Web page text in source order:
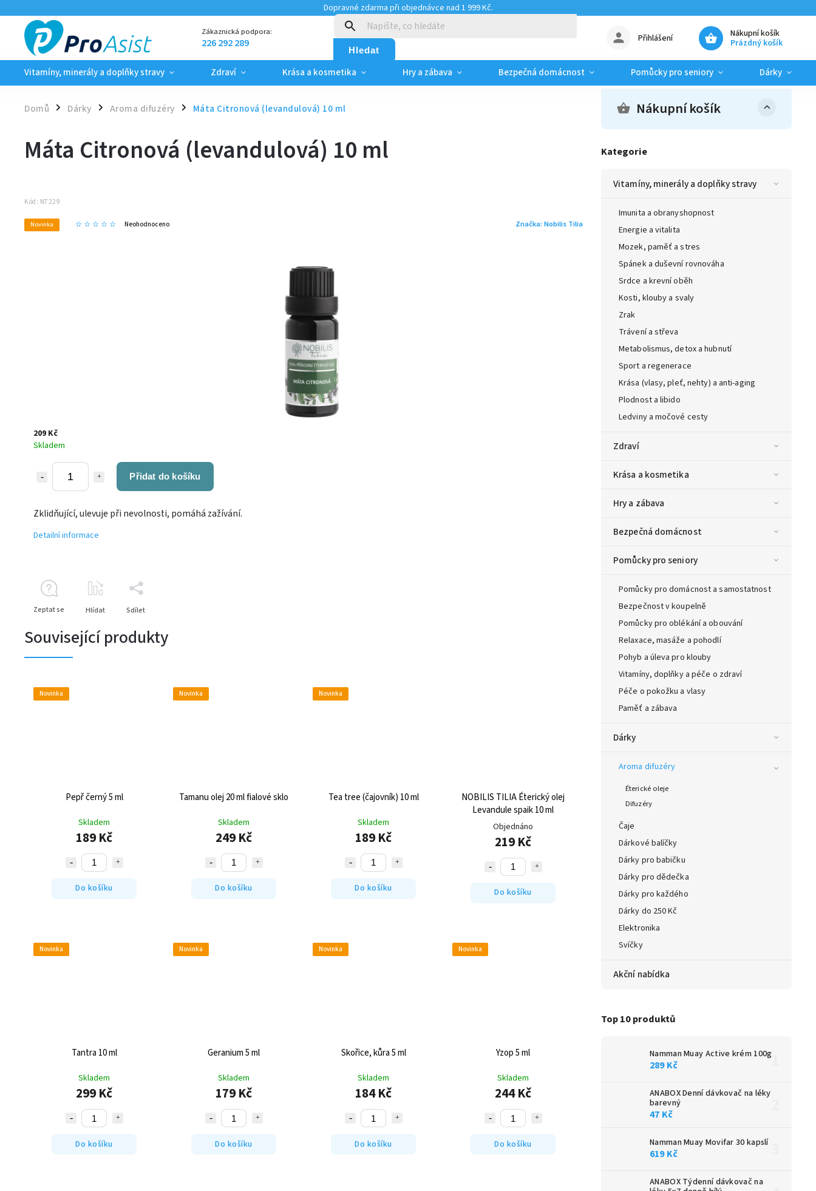
Dopravné zdarma při objednávce nad 1 999 Kč.
Zákaznická podpora:
226 292 289 Hledat
Nákupní košík
Prázdný košík
Přihlášení
Vitamíny, minerály a doplňky stravy Zdraví Krása a kosmetika Hry a zábava Bezpečná domácnost Pomůcky pro seniory Dárky
Domů / Dárky / Aroma difuzéry / Máta Citronová (levandulová) 10 ml Nákupní košík
Kategorie
Vitamíny, minerály a doplňky stravy
Imunita a obranyshopnost
Energie a vitalita
Mozek, paměť a stres
Spánek a duševní rovnováha
Srdce a krevní oběh
Kosti, klouby a svaly
Zrak
Trávení a střeva
Metabolismus, detox a hubnutí
Sport a regenerace
Krása (vlasy, pleť, nehty) a anti-aging
Plodnost a libido
Ledviny a močové cesty
Zdraví
Krása a kosmetika
Hry a zábava
Bezpečná domácnost
Pomůcky pro seniory
Pomůcky pro domácnost a samostatnost
Bezpečnost v koupelně
Pomůcky pro oblékání a obouvání
Relaxace, masáže a pohodlí
Pohyb a úleva pro klouby
Vitamíny, doplňky a péče o zdraví
Péče o pokožku a vlasy
Paměť a zábava
Dárky
Aroma difuzéry
Éterické oleje
Difuzéry
Čaje
Dárkové balíčky
Dárky pro babičku
Dárky pro dědečka
Dárky pro každého
Dárky do 250 Kč
Elektronika
Svíčky
Akční nabídka
Top 10 produktů
Namman Muay Active krém 100g
289 Kč
ANABOX Denní dávkovač na léky
barevný
47 Kč
Namman Muay Movifar 30 kapslí
619 Kč
ANABOX Týdenní dávkovač na
Máta Citronová (levandulová) 10 ml
Kód: NT229
Novinka Neohodnoceno Značka: Nobilis Tilia
209 Kč
Skladem
Přidat do košíku
Zklidňující, ulevuje při nevolnosti, pomáhá zažívání.
Detailní informace
Zeptat se Hlídat Sdílet
Související produkty
Novinka
Pepř černý 5 ml
Skladem
189 Kč
Do košíku
Novinka
Tamanu olej 20 ml fialové sklo
Skladem
249 Kč
Do košíku
Novinka
Tea tree (čajovník) 10 ml
Skladem
189 Kč
Do košíku
NOBILIS TILIA Éterický olej
Levandule spaik 10 ml
Objednáno
219 Kč
Do košíku
Novinka
Tantra 10 ml
Skladem
299 Kč
Do košíku
Novinka
Geranium 5 ml
Skladem
179 Kč
Do košíku
Novinka
Skořice, kůra 5 ml
Skladem
184 Kč
Do košíku
Novinka
Yzop 5 ml
Skladem
244 Kč
Do košíku